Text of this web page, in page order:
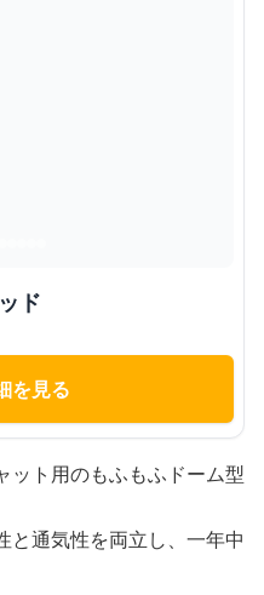
ド
を見る
ット用のもふもふドーム型
と通気性を両立し、一年中